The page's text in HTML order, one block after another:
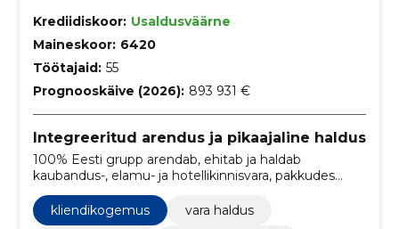
Krediidiskoor: Usaldusväärne
Maineskoor: 6420
Töötajaid: 55
Prognooskäive (2026): 893 931 €
Integreeritud arendus ja pikaajaline haldus
100% Eesti grupp arendab, ehitab ja haldab
kaubandus-, elamu- ja hotellikinnisvara, pakkudes
usaldusväärset projektijuhtimist ja pikaajalist
varahaldust regionaalsetes turgudes.
kliendikogemus
vara haldus